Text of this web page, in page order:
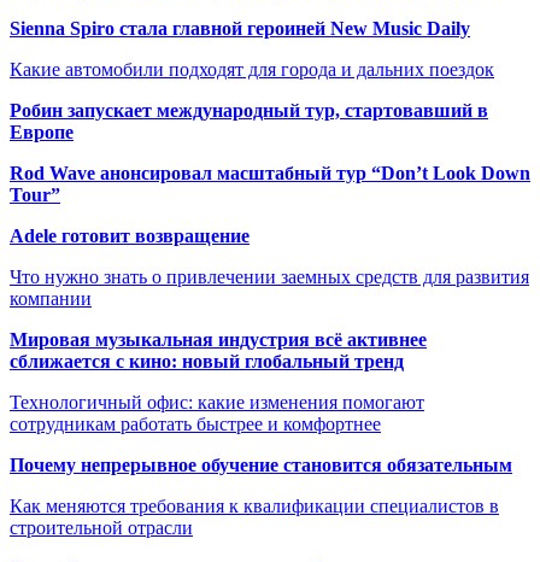
Sienna Spiro стала главной героиней New Music Daily
Какие автомобили подходят для города и дальних поездок
Робин запускает международный тур, стартовавший в
Европе
Rod Wave анонсировал масштабный тур “Don’t Look Down
Tour”
Adele готовит возвращение
Что нужно знать о привлечении заемных средств для развития
компании
Мировая музыкальная индустрия всё активнее
сближается с кино: новый глобальный тренд
Технологичный офис: какие изменения помогают
сотрудникам работать быстрее и комфортнее
Почему непрерывное обучение становится обязательным
Как меняются требования к квалификации специалистов в
строительной отрасли